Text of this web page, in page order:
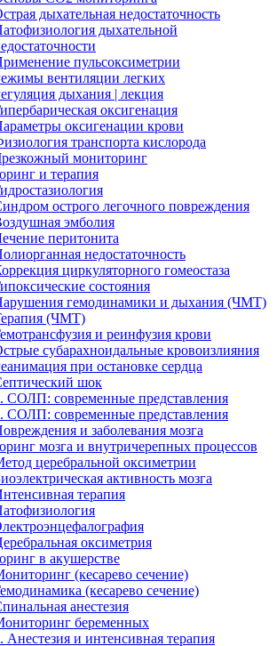
дыхательная недостаточность
дыхательной
пульсоксиметрии
вентиляции легких
дыхания | лекция
оксигенация
оксигенации крови
транспорта кислорода
мониторинг
и терапия
острого легочного повреждения
эмболия
перитонита
недостаточность
циркуляторного гомеостаза
состояния
гемодинамики и дыхания (ЧМТ)
(ЧМТ)
и реинфузия крови
субарахноидальные кровоизлияния
при остановке сердца
шок
СОЛП: современные представления
СОЛП: современные представления
и заболевания мозга
мозга и внутричерепных процессов
церебральной оксиметрии
активность мозга
терапия
оксиметрия
в акушерстве
(кесарево сечение)
(кесарево сечение)
анестезия
беременных
Анестезия и интенсивная терапия